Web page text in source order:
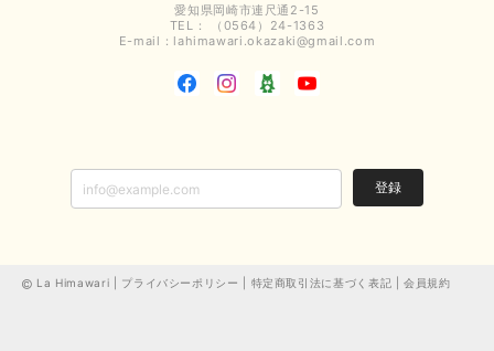
愛知県岡崎市連尺通2-15
TEL： （0564）24-1363
E-mail： lahimawari.okazaki@gmail.com
登録
La Himawari | プライバシーポリシー 特定商取引法に基づく表記 |会員規約